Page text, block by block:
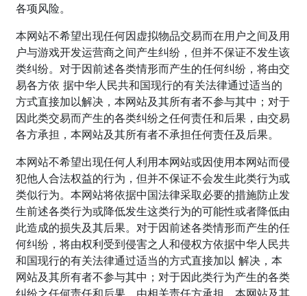
各项风险。
本网站不希望出现任何因虚拟物品交易而在用户之间及用
户与游戏开发运营商之间产生纠纷，但并不保证不发生该
类纠纷。对于因前述各类情形而产生的任何纠纷，将由交
易各方依 据中华人民共和国现行的有关法律通过适当的
方式直接加以解决，本网站及其所有者不参与其中；对于
因此类交易而产生的各类纠纷之任何责任和后果，由交易
各方承担，本网站及其所有者不承担任何责任及后果。
本网站不希望出现任何人利用本网站或因使用本网站而侵
犯他人合法权益的行为，但并不保证不会发生此类行为或
类似行为。本网站将依据中国法律采取必要的措施防止发
生前述各类行为或降低发生这类行为的可能性或者降低由
此造成的损失及其后果。对于因前述各类情形而产生的任
何纠纷，将由权利受到侵害之人和侵权方依据中华人民共
和国现行的有关法律通过适当的方式直接加以 解决，本
网站及其所有者不参与其中；对于因此类行为产生的各类
纠纷之任何责任和后果，由相关责任方承担，本网站及其